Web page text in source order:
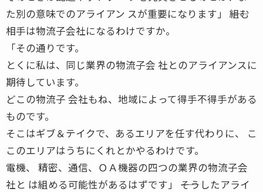
た別の意味でのアライアン スが重要になります」 ――組む
相手は物流子会社になるわけですか。
「その通りです。
とくに私は、同じ業界の物流子会 社とのアライアンスに
期待しています。
どこの物流子 会社もね、地域によって得手不得手がある
ものです。
そこはギブ＆テイクで、あるエリアを任す代わりに、 こ
このエリアはうちにくれとかやるわけです。
電機、 精密、通信、ＯＡ機器の四つの業界の物流子会
社と は組める可能性があるはずです」 ――そうしたアライ